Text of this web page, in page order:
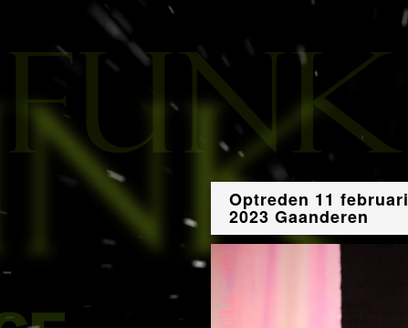
Optreden 11 februari
2023 Gaanderen